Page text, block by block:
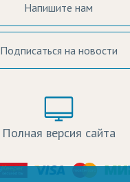
Напишите нам
Подписаться на новости
Полная версия сайта